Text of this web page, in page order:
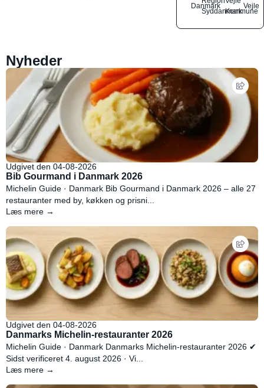
Danmark
SyddanmarkKommune
Vejle
Nyheder
Udgivet den 04-08-2026
Bib Gourmand i Danmark 2026
Michelin Guide · Danmark Bib Gourmand i Danmark 2026 – alle 27
restauranter med by, køkken og prisni...
Læs mere →
Udgivet den 04-08-2026
Danmarks Michelin-restauranter 2026
Michelin Guide · Danmark Danmarks Michelin-restauranter 2026 ✔
Sidst verificeret 4. august 2026 · Vi...
Læs mere →